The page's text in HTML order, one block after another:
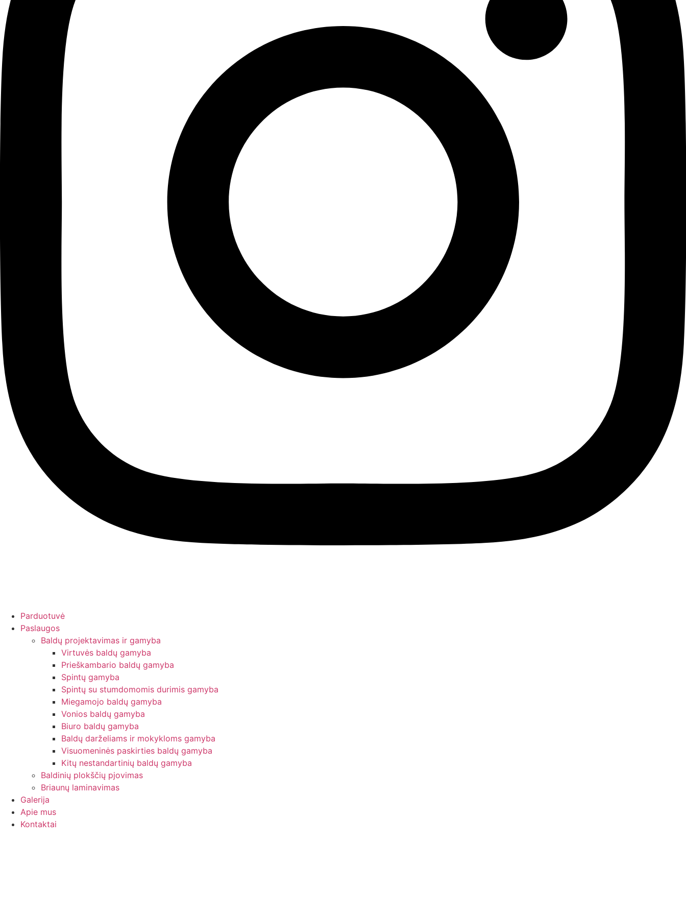
Parduotuvė
Paslaugos
Baldų projektavimas ir gamyba
Virtuvės baldų gamyba
Prieškambario baldų gamyba
Spintų gamyba
Spintų su stumdomomis durimis gamyba
Miegamojo baldų gamyba
Vonios baldų gamyba
Biuro baldų gamyba
Baldų darželiams ir mokykloms gamyba
Visuomeninės paskirties baldų gamyba
Kitų nestandartinių baldų gamyba
Baldinių plokščių pjovimas
Briaunų laminavimas
Galerija
Apie mus
Kontaktai